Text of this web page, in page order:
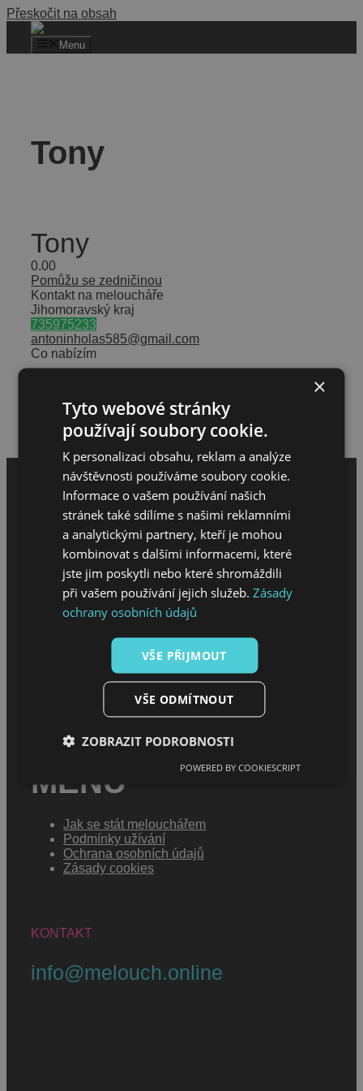
Přeskočit na obsah
Menu
Tony
Tony
0.00
Pomůžu se zedničinou
Kontakt na meloucháře
Jihomoravský kraj
735975233
antoninholas585@gmail.com
Co nabízím
Hodnocení meloucháře
Napsat hodnocení
MENU
O projektu
Sháním melouch
MENU
Jak se stát melouchářem
Podmínky užívání
Ochrana osobních údajů
Zásady cookies
KONTAKT
info@melouch.online
×
Tyto webové stránky
používají soubory cookie.
K personalizaci obsahu, reklam a analýze
návštěvnosti používáme soubory cookie.
Informace o vašem používání našich
stránek také sdílíme s našimi reklamními
a analytickými partnery, kteří je mohou
kombinovat s dalšími informacemi, které
jste jim poskytli nebo které shromáždili
při vašem používání jejich služeb.Zásady
ochrany osobních údajů
VŠE PŘIJMOUT
VŠE ODMÍTNOUT
ZOBRAZIT PODROBNOSTI
POWERED BY COOKIESCRIPT